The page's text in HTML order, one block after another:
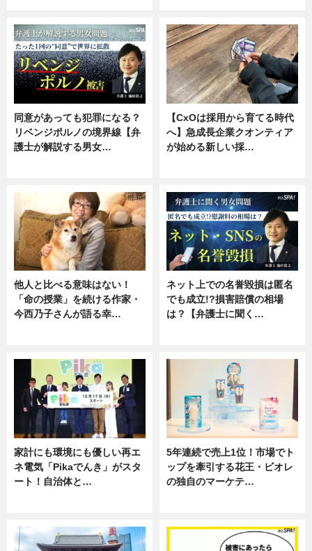
同意があっても犯罪になる？
リベンジポルノの境界線【弁
護士が解説する男女…
【CxOは採用から育てる時代
へ】急成長企業クオンティア
が始める新しい採…
他人と比べる意味はない！
「命の授業」を続ける作家・
今西乃子さんが語る幸…
ネット上での名誉毀損は匿名
でも成立!?損害賠償の相場
は？【弁護士に聞く…
家計にも環境にも優しい再エ
ネ電気「Pikaでんき」がスタ
ート！自治体と…
5年連続で売上1位！市場でト
ップを牽引する花王・ビオレ
の独自のマーケテ…